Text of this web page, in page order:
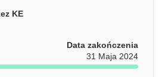
KE
Data zakończenia
31 Maja 2024